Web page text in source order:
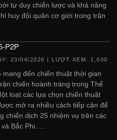
tư duy chiến lược và khả năng
huy đội quân cơ giới trong trận
P2P
23/04/2026 | LƯỢT XEM: 1,600
mang đến chiến thuật thời gian
chiến hoành tráng trong Thế
loạt các lựa chọn chiến thuật
mở ra nhiều cách tiếp cận để
chiến dịch 25 nhiệm vụ trên các
Bắc Phi. ...